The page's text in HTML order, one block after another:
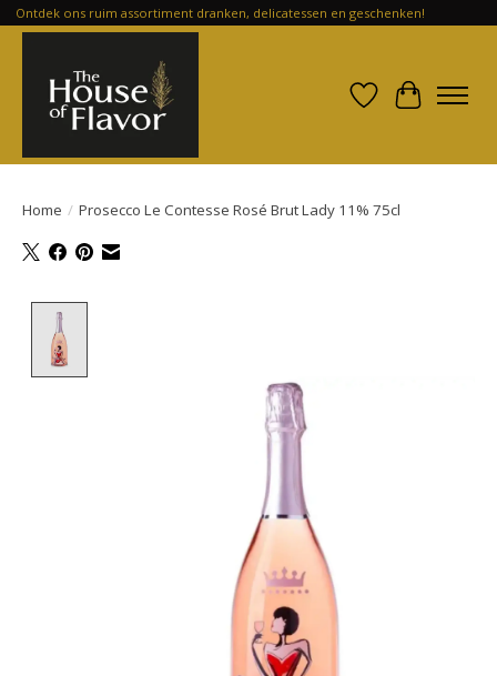
Ontdek ons ruim assortiment dranken, delicatessen en geschenken!
Verlanglijst
Home / Prosecco Le Contesse Rosé Brut Lady 11% 75cl